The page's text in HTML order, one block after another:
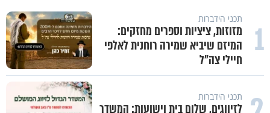
1 תכני הידברות
מזוזות, ציציות וספרים מחזקים:
המיזם שיביא שמירה רוחנית לאלפי
חיילי צה"ל
תכני הידברות
לזיווגים, שלום בית וישועות: המשדר